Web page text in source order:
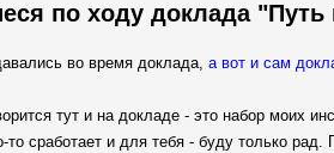
по ходу доклада "Путь
во время доклада, а вот и сам
тут и на докладе - это набор моих
то сработает и для тебя - буду только